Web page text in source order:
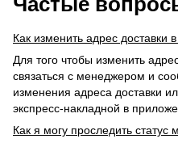
Как изменить адрес доставки
Для того чтобы изменить
связаться с менеджером и
изменения адреса доставки
экспресс-накладной в
Как я могу проследить статус